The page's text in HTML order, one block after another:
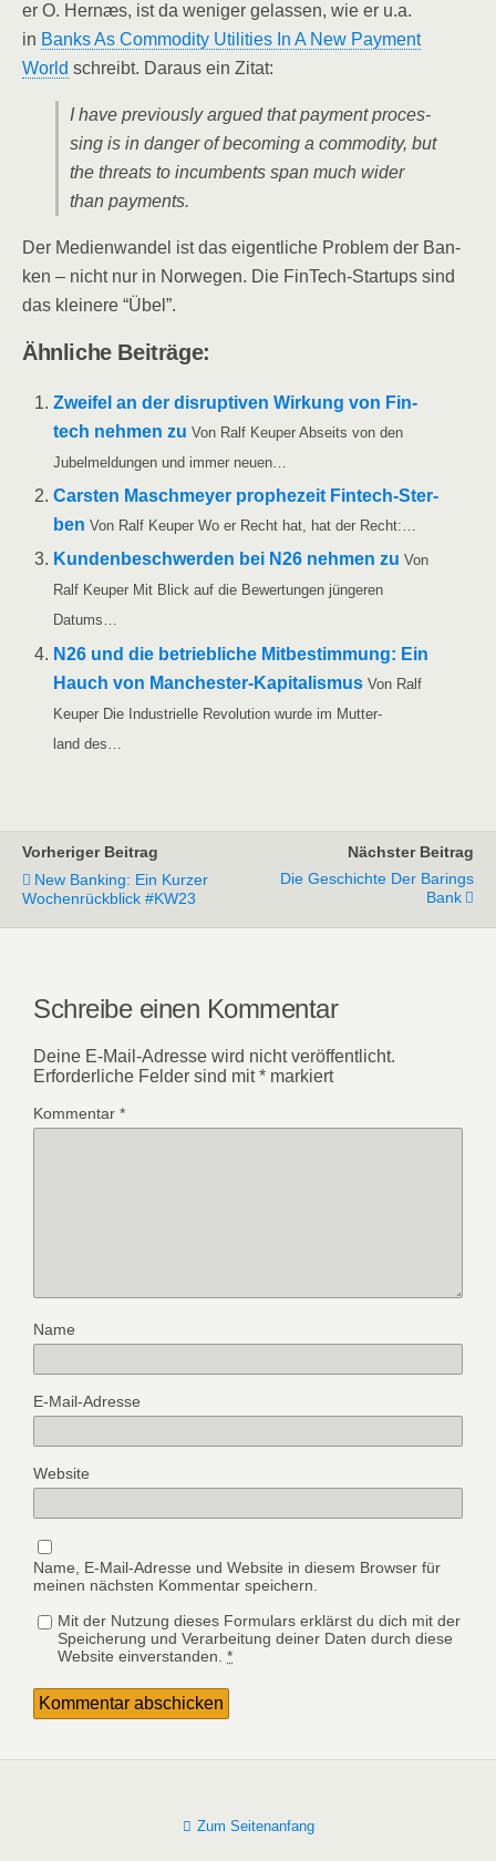
er O. Hernæs, ist da weni­ger gelas­sen, wie er u.a.
in Banks As Com­mo­di­ty Uti­li­ties In A New Pay­ment
World schreibt. Dar­aus ein Zitat:
I have pre­vious­ly argued that pay­ment pro­ces­
sing is in dan­ger of beco­ming a com­mo­di­ty, but
the thre­ats to incumb­ents span much wider
than payments.
Der Medi­en­wan­del ist das eigent­li­che Pro­blem der Ban­
ken – nicht nur in Nor­we­gen. Die Fin­Tech-Start­ups sind
das klei­ne­re “Übel”.
Ähn­li­che Beiträge:
Zwei­fel an der dis­rup­ti­ven Wir­kung von Fin­
tech neh­men zu Von Ralf Keu­per Abseits von den
Jubel­mel­dun­gen und immer neuen…
Cars­ten Maschmey­er pro­phe­zeit Fin­tech-Ster­
ben Von Ralf Keu­per Wo er Recht hat, hat der Recht:…
Kun­den­be­schwer­den bei N26 neh­men zu Von
Ralf Keu­per Mit Blick auf die Bewer­tun­gen jün­ge­ren
Datums…
N26 und die betrieb­li­che Mit­be­stim­mung: Ein
Hauch von Man­ches­ter-Kapi­ta­lis­mus Von Ralf
Keu­per Die Indus­tri­el­le Revo­lu­ti­on wur­de im Mut­ter­
land des…
Vorheriger Beitrag
New Banking: Ein Kurzer
Wochenrückblick #KW23
Nächster Beitrag
Die Geschichte Der Barings
Bank
Schreibe einen Kommentar
Deine E-Mail-Adresse wird nicht veröffentlicht.
Erforderliche Felder sind mit* markiert
Kommentar *
Name
E-Mail-Adresse
Website
Name, E-Mail-Adresse und Website in diesem Browser für
meinen nächsten Kommentar speichern.
Mit der Nutzung dieses Formulars erklärst du dich mit der
Speicherung und Verarbeitung deiner Daten durch diese
Website einverstanden. *
Zum Seitenanfang